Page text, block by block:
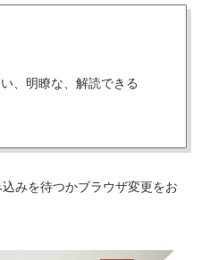
、明瞭な、解読できる
みを待つかブラウザ変更をお